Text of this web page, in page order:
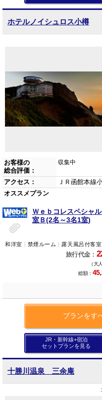
ホテルノイシュロス小樽
お客様の
総合評価：
収集中
アクセス：
ＪＲ函館本線
オススメプラン
Ｗｅｂコレスペシャ
室Ｂ(2名～3名1室)
和洋室 禁煙ルーム 露天風呂付客室
旅行代金：
（大
総額：
プランをす
JR・新幹線+宿泊
セットプランを見る
十勝川温泉 三余庵